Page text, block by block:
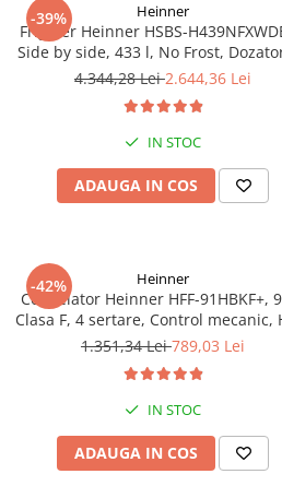
-39% Heinner
Frigider Heinner HSBS-
Side by side, 433 l, No Frost,
apa, Functie smart, Functie
4.344,28 Lei2.644,36 Lei
IN STOC
ADAUGA IN COS
-42% Heinner
Congelator Heinner HFF-91HBKF+,
Clasa F, 4 sertare, Control mecanic,
cm, Negru
1.351,34 Lei789,03 Lei
IN STOC
ADAUGA IN COS